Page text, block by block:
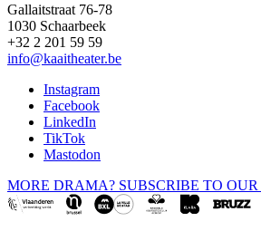
Gallaitstraat 76-78
1030 Schaarbeek
+32 2 201 59 59
info@kaaitheater.be
Instagram
Facebook
LinkedIn
TikTok
Mastodon
MORE DRAMA? SUBSCRIBE TO